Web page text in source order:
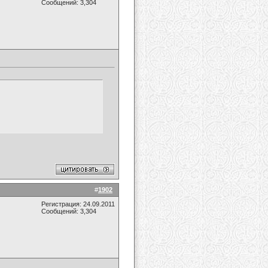
Сообщений: 3,304
#1902
Регистрация: 24.09.2011
Сообщений: 3,304